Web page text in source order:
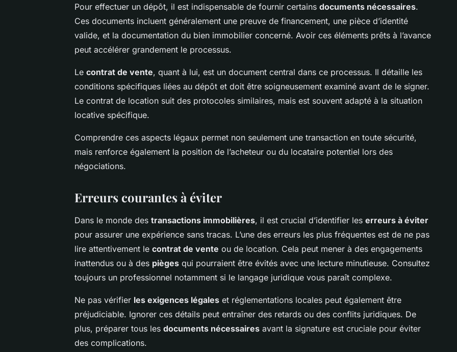
Pour effectuer un dépôt, il est indispensable de fournir certains documents nécessaires.
Ces documents incluent généralement une preuve de financement, une pièce d’identité
valide, et la documentation du bien immobilier concerné. Avoir ces éléments prêts à l’avance
peut accélérer grandement le processus.
Le contrat de vente, quant à lui, est un document central dans ce processus. Il détaille les
conditions spécifiques liées au dépôt et doit être soigneusement examiné avant de le signer.
Le contrat de location suit des protocoles similaires, mais est souvent adapté à la situation
locative spécifique.
Comprendre ces aspects légaux permet non seulement une transaction en toute sécurité,
mais renforce également la position de l’acheteur ou du locataire potentiel lors des
négociations.
Erreurs courantes à éviter
Dans le monde des transactions immobilières, il est crucial d’identifier les erreurs à éviter
pour assurer une expérience sans tracas. L’une des erreurs les plus fréquentes est de ne pas
lire attentivement le contrat de vente ou de location. Cela peut mener à des engagements
inattendus ou à des pièges qui pourraient être évités avec une lecture minutieuse. Consultez
toujours un professionnel notamment si le langage juridique vous paraît complexe.
Ne pas vérifier les exigences légales et réglementations locales peut également être
préjudiciable. Ignorer ces détails peut entraîner des retards ou des conflits juridiques. De
plus, préparer tous les documents nécessaires avant la signature est cruciale pour éviter
des complications.